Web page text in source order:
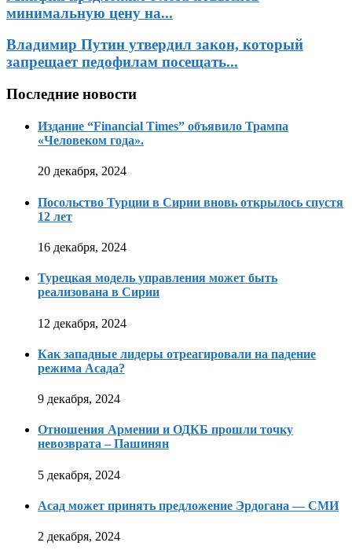
минимальную цену на...
Владимир Путин утвердил закон, который
запрещает педофилам посещать...
Последние новости
Издание “Financial Times” объявило Трампа
«Человеком года».
20 декабря, 2024
Посольство Турции в Сирии вновь открылось спустя
12 лет
16 декабря, 2024
Турецкая модель управления может быть
реализована в Сирии
12 декабря, 2024
Как западные лидеры отреагировали на падение
режима Асада?
9 декабря, 2024
Отношения Армении и ОДКБ прошли точку
невозврата – Пашинян
5 декабря, 2024
Асад может принять предложение Эрдогана — СМИ
2 декабря, 2024